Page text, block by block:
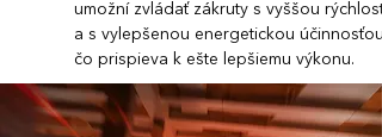
umožní zvládať zákruty s vyššou
a s vylepšenou energetickou účinnosťou,
čo prispieva k ešte lepšiemu výkonu.